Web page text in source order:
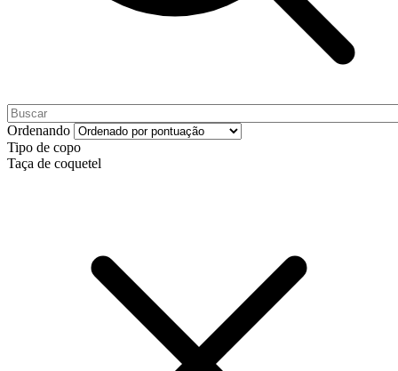
Ordenando
Tipo de copo
Taça de coquetel